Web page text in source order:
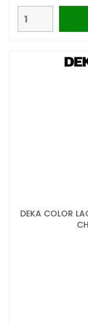
DEKA COLOR